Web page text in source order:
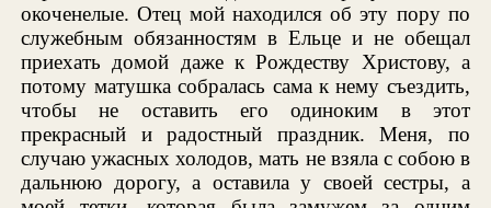
окоченелые. Отец мой находился об эту пору по
служебным обязанностям в Ельце и не обещал
приехать домой даже к Рождеству Христову, а
потому матушка собралась сама к нему съездить,
чтобы не оставить его одиноким в этот
прекрасный и радостный праздник. Меня, по
случаю ужасных холодов, мать не взяла с собою в
дальнюю дорогу, а оставила у своей сестры, а